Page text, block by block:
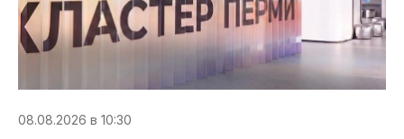
08.08.2026 в 10:30